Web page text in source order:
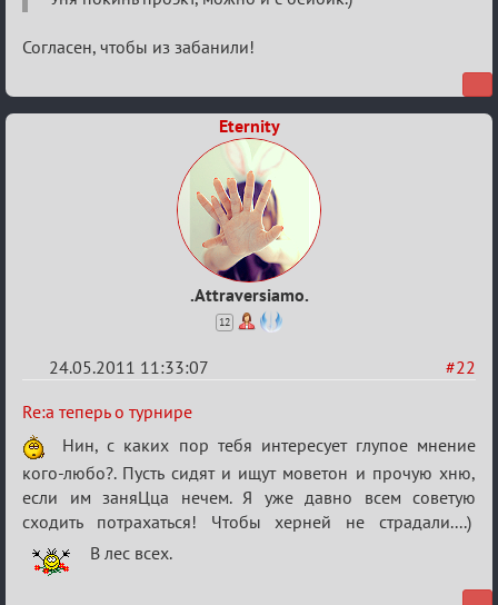
турнире
Согласен, чтобы из забанили!
Eternity
.Attraversiamo.
12
#22
24.05.2011 11:33:07
Re:
а
теперь
о
турнире
Re:а теперь о турнире
Нин, с каких пор тебя интересует глупое мнение
кого-любо?. Пусть сидят и ищут моветон и прочую хню,
если им заняЦца нечем. Я уже давно всем советую
сходить потрахаться! Чтобы херней не страдали....)
В лес всех.